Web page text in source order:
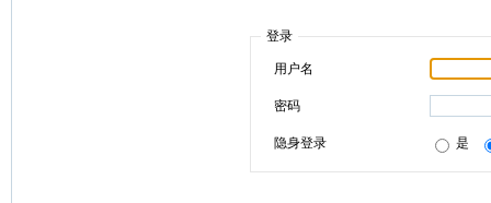
登录
用户名
密码
隐身登录 是